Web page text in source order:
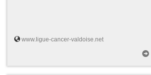
www.ligue-cancer-valdoise.net